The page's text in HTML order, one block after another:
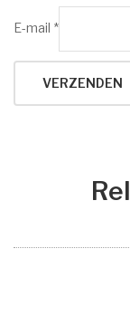
E-mail *